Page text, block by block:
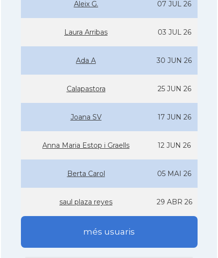
Aleix G. 07 JUL 26
Laura Arribas 03 JUL 26
Ada A 30 JUN 26
Calapastora 25 JUN 26
Joana SV 17 JUN 26
Anna Maria Estop i Graells 12 JUN 26
Berta Carol 05 MAI 26
saul plaza reyes 29 ABR 26
més usuaris